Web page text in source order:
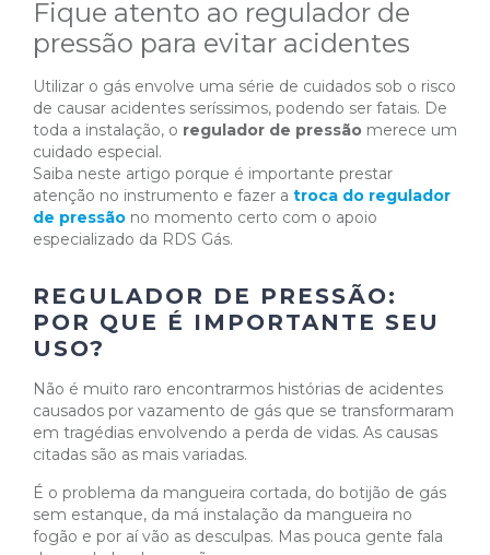
Fique atento ao regulador de
pressão para evitar acidentes
Utilizar o gás envolve uma série de cuidados sob o risco
de causar acidentes seríssimos, podendo ser fatais. De
toda a instalação, o regulador de pressão merece um
cuidado especial.
Saiba neste artigo porque é importante prestar
atenção no instrumento e fazer a troca do regulador
de pressão no momento certo com o apoio
especializado da RDS Gás.
REGULADOR DE PRESSÃO:
POR QUE É IMPORTANTE SEU
USO?
Não é muito raro encontrarmos histórias de acidentes
causados por vazamento de gás que se transformaram
em tragédias envolvendo a perda de vidas. As causas
citadas são as mais variadas.
É o problema da mangueira cortada, do botijão de gás
sem estanque, da má instalação da mangueira no
fogão e por aí vão as desculpas. Mas pouca gente fala